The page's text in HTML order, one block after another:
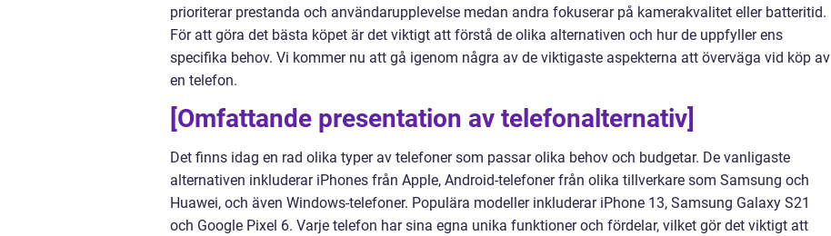
prioriterar prestanda och användarupplevelse medan andra fokuserar på kamerakvalitet eller batteritid.
För att göra det bästa köpet är det viktigt att förstå de olika alternativen och hur de uppfyller ens
specifika behov. Vi kommer nu att gå igenom några av de viktigaste aspekterna att överväga vid köp av
en telefon.
[Omfattande presentation av telefonalternativ]
Det finns idag en rad olika typer av telefoner som passar olika behov och budgetar. De vanligaste
alternativen inkluderar iPhones från Apple, Android-telefoner från olika tillverkare som Samsung och
Huawei, och även Windows-telefoner. Populära modeller inkluderar iPhone 13, Samsung Galaxy S21
och Google Pixel 6. Varje telefon har sina egna unika funktioner och fördelar, vilket gör det viktigt att